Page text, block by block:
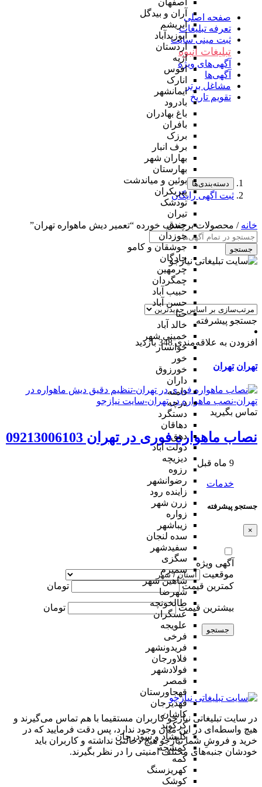
اصفهان
آران و بیدگل
ابریشم
ابوزیدآباد
اردستان
اژیه
افوس
انارک
ایمانشهر
بادرود
باغ بهادران
بافران
برزک
برف انبار
بهاران شهر
بهارستان
بوئین و میاندشت
پیربکران
تودشک
تیران
جندق
جوزدان
جوشقان و کامو
چادگان
چرمهین
چمگردان
حبیب آباد
حسن آباد
حنا
خالد آباد
خمینی شهر
خوانسار
خور
خورزوق
داران
دامنه
درچه
دستگرد
دهاقان
دهق
دولت آباد
دیزیچه
رزوه
رضوانشهر
زاینده رود
زرن شهر
زواره
زیباشهر
سده لنجان
سفیدشهر
سگزی
سمیرم
شاهین شهر
شهرضا
طالخونچه
عسگران
علویجه
فرخی
فریدونشهر
فلاورجان
فولادشهر
قمصر
قهجاورستان
قهدیرجان
کاشان
کرکوند
کلیشاد و سودرجان
کمشچه
کمه
کهریزسنگ
کوشک
صفحه اصلی
تعرفه تبلیغات
ثبت مینی سایت
تبلیغات انبوه
آگهی‌های ویژه
آگهی‌ها
مشاغل برتر
تقویم تاریخ
دسته‌بندی‌ها
ثبت اگهی رایگان
خانه / محصولات برچسب خورده “تعمیر دیش ماهواره تهران”
جستجو
جستجو پیشرفته
افزودن به علاقه‌مندی 348 بازدید
تهران تهران
تماس بگیرید
نصاب ماهواره فوری در تهران 09213006103
9 ماه قبل
خدمات
جستجو پیشرفته
×
آگهی ویژه
موقعیت
کمترین قیمت
تومان
بیشترین قیمت تومان
جستجو
در سایت تبلیغاتی نیازجو کاربران مستقیما با هم تماس می‌گیرند و
هیچ واسطه‌ای در این میان وجود ندارد، پس دقت فرمایید که در
خرید و فروشِ شما نیازجو هیچ دخالتی نداشته و کاربران باید
خودشان جنبه‌های مختلف امنیتی را در نظر بگیرند.